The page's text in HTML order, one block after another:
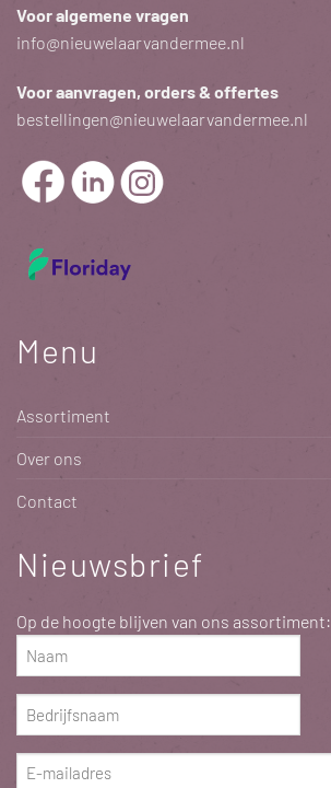
Voor algemene vragen
info@nieuwelaarvandermee.nl
Voor aanvragen, orders & offertes
bestellingen@nieuwelaarvandermee.nl
Menu
Assortiment
Over ons
Contact
Nieuwsbrief
Op de hoogte blijven van ons assortiment:
Naam
(Vereist)
Bedrijfsnaam
(Vereist)
E-